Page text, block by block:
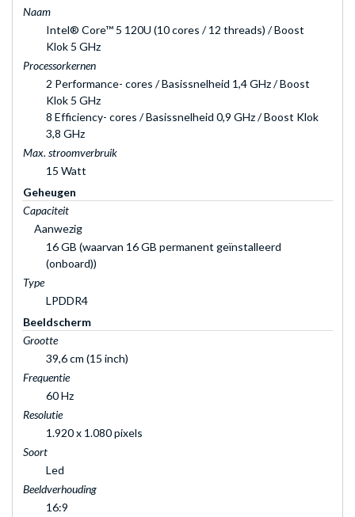
Naam
Intel® Core™ 5 120U (10 cores / 12 threads) / Boost
Klok 5 GHz
Processorkernen
2 Performance- cores / Basissnelheid 1,4 GHz / Boost
Klok 5 GHz
8 Efficiency- cores / Basissnelheid 0,9 GHz / Boost Klok
3,8 GHz
Max. stroomverbruik
15 Watt
Geheugen
Capaciteit
Aanwezig
16 GB (waarvan 16 GB permanent geïnstalleerd
(onboard))
Type
LPDDR4
Beeldscherm
Grootte
39,6 cm (15 inch)
Frequentie
60 Hz
Resolutie
1.920 x 1.080 pixels
Soort
Led
Beeldverhouding
16:9